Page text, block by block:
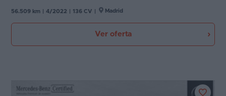
56.509 km 4/2022 136 CV Madrid
Ver oferta